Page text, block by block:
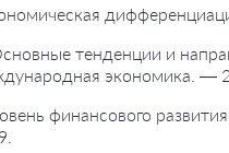
тенденции и
экономика. —
финансового